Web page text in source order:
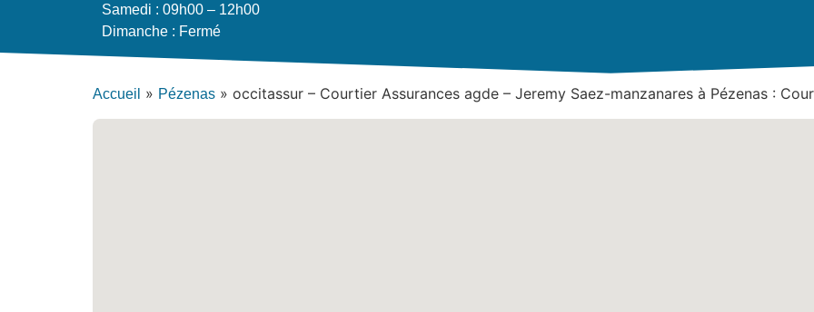
Samedi : 09h00 – 12h00
Dimanche : Fermé
Accueil » Pézenas » occitassur – Courtier Assurances agde – Jeremy Saez-manzanares à Pézenas :